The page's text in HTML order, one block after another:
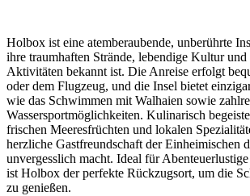
Holbox ist eine atemberaubende, unberührte
ihre traumhaften Strände, lebendige Kultur
Aktivitäten bekannt ist. Die Anreise erfolgt
oder dem Flugzeug, und die Insel bietet
wie das Schwimmen mit Walhaien sowie
Wassersportmöglichkeiten. Kulinarisch
frischen Meeresfrüchten und lokalen
herzliche Gastfreundschaft der Einheimischen
unvergesslich macht. Ideal für
ist Holbox der perfekte Rückzugsort, um die
zu genießen.